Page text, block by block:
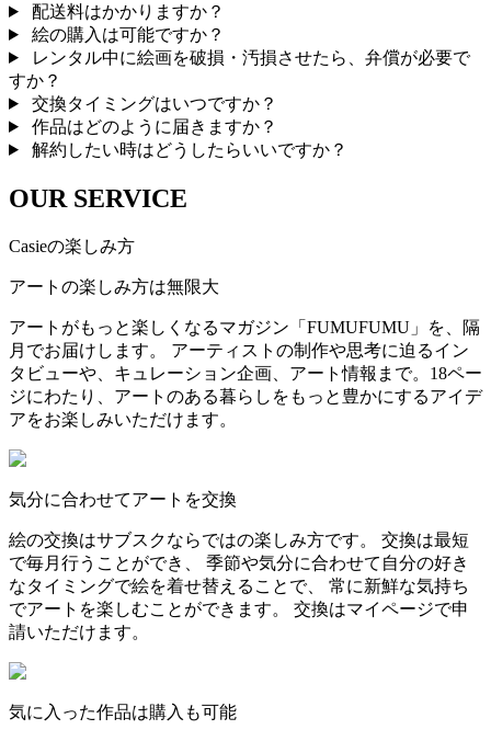
配送料はかかりますか？
絵の購入は可能ですか？
レンタル中に絵画を破損・汚損させたら、弁償が必要で
すか？
交換タイミングはいつですか？
作品はどのように届きますか？
解約したい時はどうしたらいいですか？
OUR SERVICE
Casieの楽しみ方
アートの楽しみ方は無限大
アートがもっと楽しくなるマガジン「FUMUFUMU」を、隔
月でお届けします。 アーティストの制作や思考に迫るイン
タビューや、キュレーション企画、アート情報まで。18ペー
ジにわたり、アートのある暮らしをもっと豊かにするアイデ
アをお楽しみいただけます。
気分に合わせてアートを交換
絵の交換はサブスクならではの楽しみ方です。 交換は最短
で毎月行うことができ、 季節や気分に合わせて自分の好き
なタイミングで絵を着せ替えることで、 常に新鮮な気持ち
でアートを楽しむことができます。 交換はマイページで申
請いただけます。
気に入った作品は購入も可能